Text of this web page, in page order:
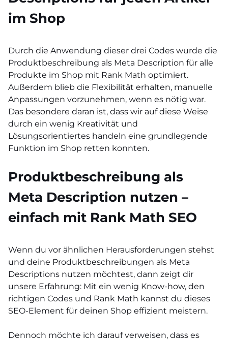
im Shop
Durch die Anwendung dieser drei Codes wurde die
Produktbeschreibung als Meta Description für alle
Produkte im Shop mit Rank Math optimiert.
Außerdem blieb die Flexibilität erhalten, manuelle
Anpassungen vorzunehmen, wenn es nötig war.
Das besondere daran ist, dass wir auf diese Weise
durch ein wenig Kreativität und
Lösungsorientiertes handeln eine grundlegende
Funktion im Shop retten konnten.
Produktbeschreibung als
Meta Description nutzen –
einfach mit Rank Math SEO
Wenn du vor ähnlichen Herausforderungen stehst
und deine Produktbeschreibungen als Meta
Descriptions nutzen möchtest, dann zeigt dir
unsere Erfahrung: Mit ein wenig Know-how, den
richtigen Codes und Rank Math kannst du dieses
SEO-Element für deinen Shop effizient meistern.
Dennoch möchte ich darauf verweisen, dass es